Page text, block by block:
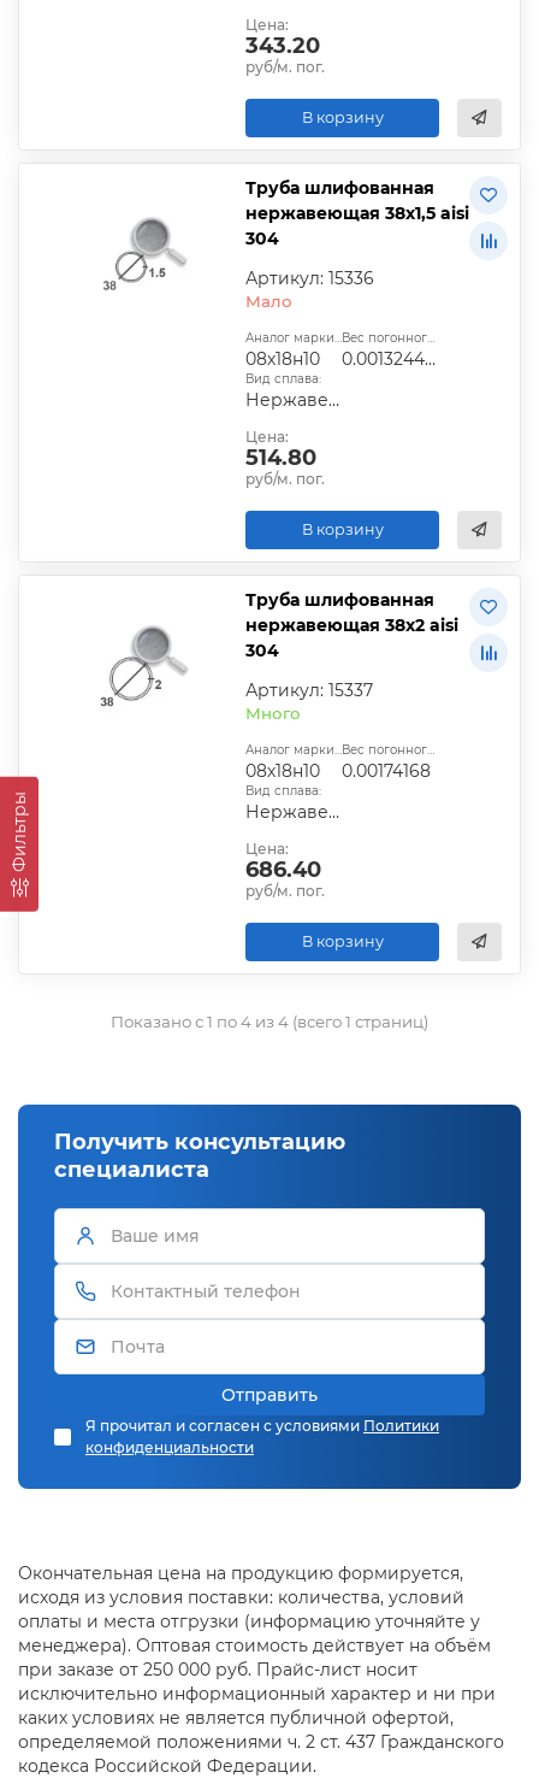
Фильтры
Цена:
343.20
руб/м. пог.
В корзину
Труба шлифованная
нержавеющая 38х1,5 aisi
304
Артикул: 15336
Мало
Аналог марки стали:
08х18н10
Вес погонного метра, т.:
0.0013244025
Вид сплава:
Нержавеющий
Цена:
514.80
руб/м. пог.
В корзину
Труба шлифованная
нержавеющая 38х2 aisi
304
Артикул: 15337
Много
Аналог марки стали:
08х18н10
Вес погонного метра, т.:
0.00174168
Вид сплава:
Нержавеющий
Цена:
686.40
руб/м. пог.
В корзину
Показано с 1 по 4 из 4 (всего 1 страниц)
Получить консультацию
специалиста
Отправить
Я прочитал и согласен с условиями Политики
конфиденциальности
Окончательная цена на продукцию формируется,
исходя из условия поставки: количества, условий
оплаты и места отгрузки (информацию уточняйте у
менеджера). Оптовая стоимость действует на объём
при заказе от 250 000 руб. Прайс-лист носит
исключительно информационный характер и ни при
каких условиях не является публичной офертой,
определяемой положениями ч. 2 ст. 437 Гражданского
кодекса Российской Федерации.